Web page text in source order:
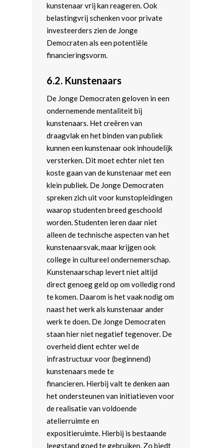
kunstenaar vrij kan reageren. Ook
belastingvrij schenken voor private
investeerders zien de Jonge
Democraten als een potentiële
financieringsvorm.
6.2. Kunstenaars
De Jonge Democraten geloven in een
ondernemende mentaliteit bij
kunstenaars. Het creëren van
draagvlak en het binden van publiek
kunnen een kunstenaar ook inhoudelijk
versterken. Dit moet echter niet ten
koste gaan van de kunstenaar met een
klein publiek. De Jonge Democraten
spreken zich uit voor kunstopleidingen
waarop studenten breed geschoold
worden. Studenten leren daar niet
alleen de technische aspecten van het
kunstenaarsvak, maar krijgen ook
college in cultureel ondernemerschap.
Kunstenaarschap levert niet altijd
direct genoeg geld op om volledig rond
te komen. Daarom is het vaak nodig om
naast het werk als kunstenaar ander
werk te doen. De Jonge Democraten
staan hier niet negatief tegenover. De
overheid dient echter wel de
infrastructuur voor (beginnend)
kunstenaars mede te
financieren. Hierbij valt te denken aan
het ondersteunen van initiatieven voor
de realisatie van voldoende
atelierruimte en
expositieruimte. Hierbij is bestaande
leegstand goed te gebruiken. Zo biedt